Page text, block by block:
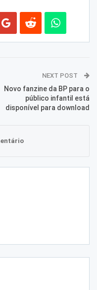
NEXT POST
Novo fanzine da BP para o
público infantil está
disponível para download